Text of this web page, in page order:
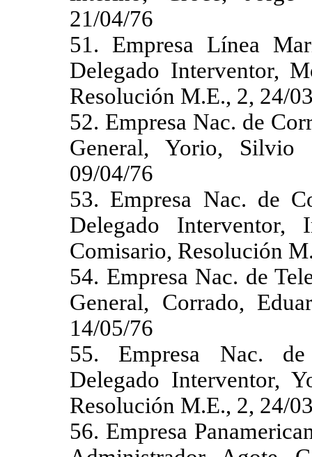
21/04/76
51. Empresa Línea
Delegado Interventor,
Resolución M.E., 2, 24/
52. Empresa Nac. de
General, Yorio,
09/04/76
53. Empresa Nac. de
Delegado Interventor,
Comisario, Resolución
54. Empresa Nac. de
General, Corrado,
14/05/76
55. Empresa Nac. de
Delegado Interventor,
Resolución M.E., 2, 24/
56. Empresa